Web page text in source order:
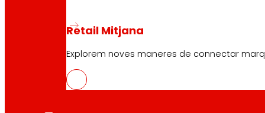
Retail Mitjana
Explorem noves maneres de connectar